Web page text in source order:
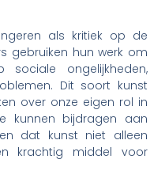
als kritiek op de
gebruiken hun werk om
ongelijkheden,
Dit soort kunst
over onze eigen rol in
kunnen bijdragen aan
dat kunst niet alleen
krachtig middel voor